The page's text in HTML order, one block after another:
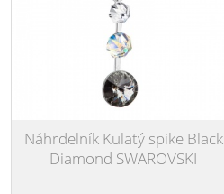
Náhrdelník Kulatý spike Black
Diamond SWAROVSKI